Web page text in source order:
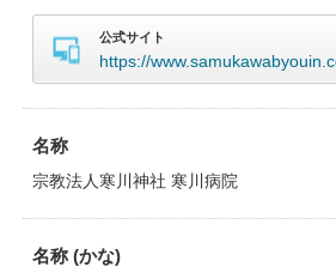
公式サイト
https://
名称
宗教法人寒川神社 寒川病院
名称 (かな)